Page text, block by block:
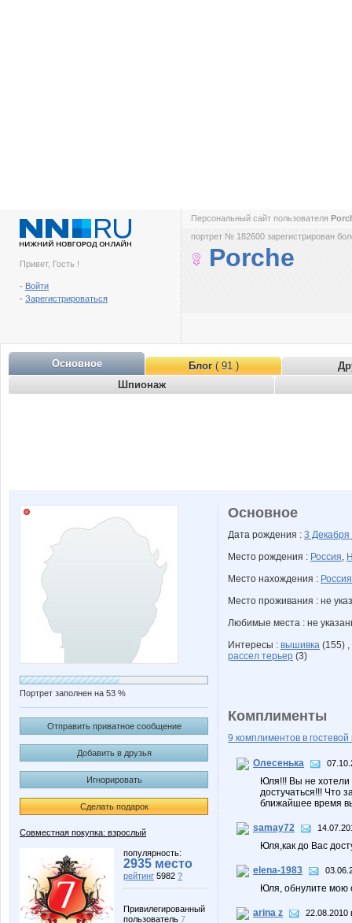
Привет, Гость !
- Войти
- Зарегистрироваться
Персональный сайт пользователя
портрет № 182600 зарегистрирован
Porche
Основное Блог( 91 )
Шпионаж
Портрет заполнен на 53 %
Отправить приватное сообщение
Добавить в друзья
Игнорировать
Сделать подарок
Совместная покупка: взрослый
популярность:
2935 место
рейтинг 5982 ?
Привилегированный
пользователь 7
Основное
Дата рождения : 3 Декабря
Место рождения : Россия,
Место нахождения : Россия
Место проживания : не
Любимые места : не
Интересы : вышивка (155) ,
рассел терьер (3)
Комплименты
9 комплиментов в гостевой
Олесенька
Юля!!! Вы не хотели
достучаться!!! Что
ближайшее время
samay72
Юля,как до Вас
elena-1983
Юля, обнулите мою
arina z 22.08.2010